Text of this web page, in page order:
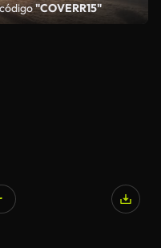
código"COVERR15"